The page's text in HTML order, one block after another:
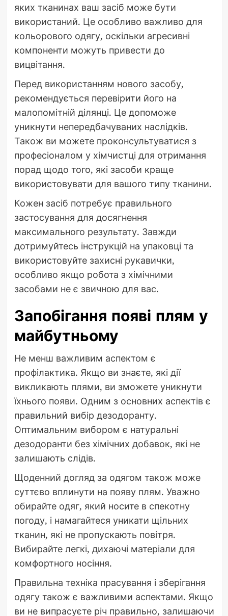
яких тканинах ваш засіб може бути
використаний. Це особливо важливо для
кольорового одягу, оскільки агресивні
компоненти можуть привести до
вицвітання.
Перед використанням нового засобу,
рекомендується перевірити його на
малопомітній ділянці. Це допоможе
уникнути непередбачуваних наслідків.
Також ви можете проконсультуватися з
професіоналом у хімчистці для отримання
порад щодо того, які засоби краще
використовувати для вашого типу тканини.
Кожен засіб потребує правильного
застосування для досягнення
максимального результату. Завжди
дотримуйтесь інструкцій на упаковці та
використовуйте захисні рукавички,
особливо якщо робота з хімічними
засобами не є звичною для вас.
Запобігання появі плям у
майбутньому
Не менш важливим аспектом є
профілактика. Якщо ви знаєте, які дії
викликають плями, ви зможете уникнути
їхнього появи. Одним з основних аспектів є
правильний вибір дезодоранту.
Оптимальним вибором є натуральні
дезодоранти без хімічних добавок, які не
залишають слідів.
Щоденний догляд за одягом також може
суттєво вплинути на появу плям. Уважно
обирайте одяг, який носите в спекотну
погоду, і намагайтеся уникати щільних
тканин, які не пропускають повітря.
Вибирайте легкі, дихаючі матеріали для
комфортного носіння.
Правильна техніка прасування і зберігання
одягу також є важливими аспектами. Якщо
ви не випрасуєте річ правильно, залишаючи